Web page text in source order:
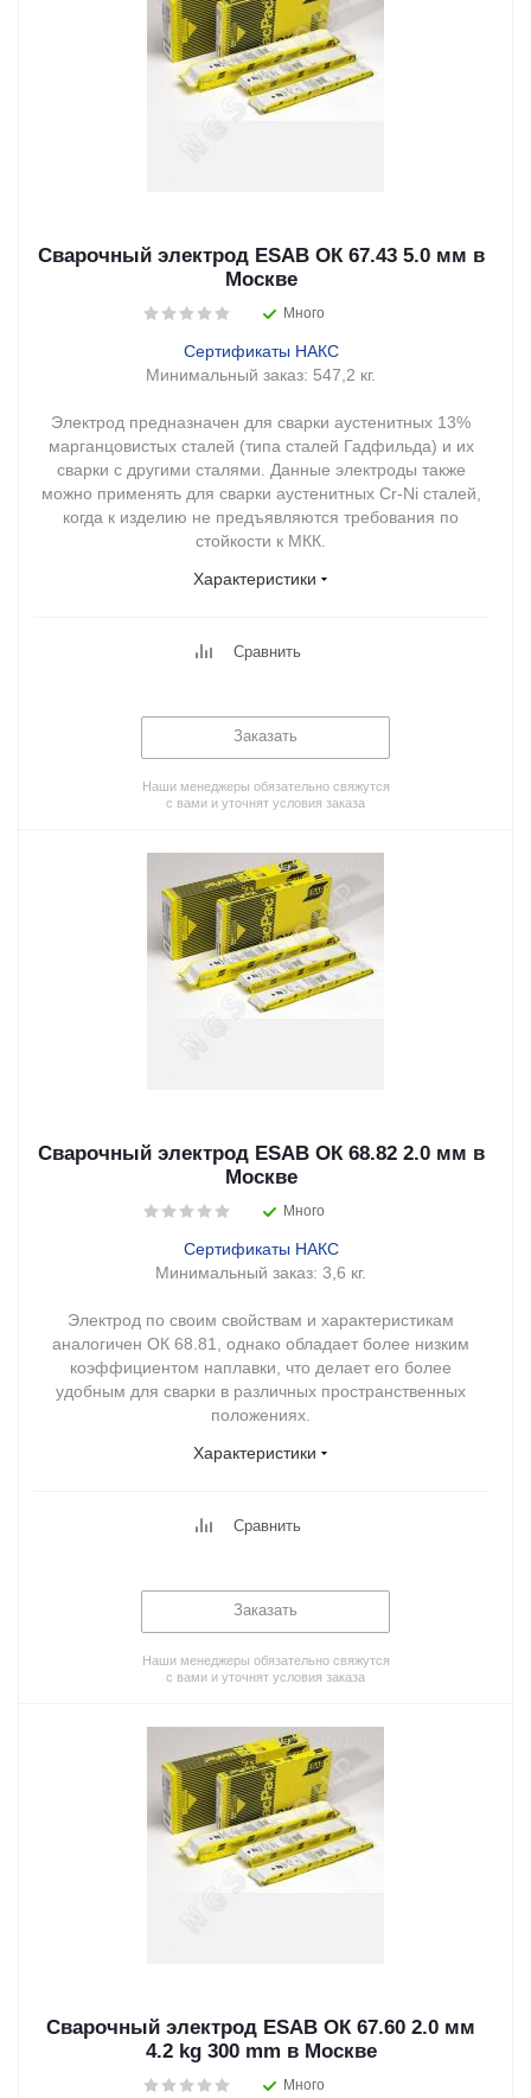
Сварочный электрод ESAB ОК 67.43 5.0 мм в
Москве
Много
Сертификаты НАКС
Минимальный заказ: 547,2 кг.
Электрод предназначен для сварки аустенитных 13%
марганцовистых сталей (типа сталей Гадфильда) и их
сварки с другими сталями. Данные электроды также
можно применять для сварки аустенитных Cr-Ni сталей,
когда к изделию не предъявляются требования по
стойкости к МКК.
Характеристики
Сравнить
Заказать
Наши менеджеры обязательно свяжутся
с вами и уточнят условия заказа
Сварочный электрод ESAB ОК 68.82 2.0 мм в
Москве
Много
Сертификаты НАКС
Минимальный заказ: 3,6 кг.
Электрод по своим свойствам и характеристикам
аналогичен ОК 68.81, однако обладает более низким
коэффициентом наплавки, что делает его более
удобным для сварки в различных пространственных
положениях.
Характеристики
Сравнить
Заказать
Наши менеджеры обязательно свяжутся
с вами и уточнят условия заказа
Сварочный электрод ESAB ОК 67.60 2.0 мм
4.2 kg 300 mm в Москве
Много